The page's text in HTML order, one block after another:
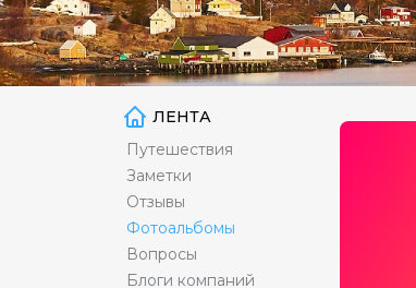
ЛЕНТА
Путешествия
Заметки
Отзывы
Фотоальбомы
Вопросы
Блоги компаний